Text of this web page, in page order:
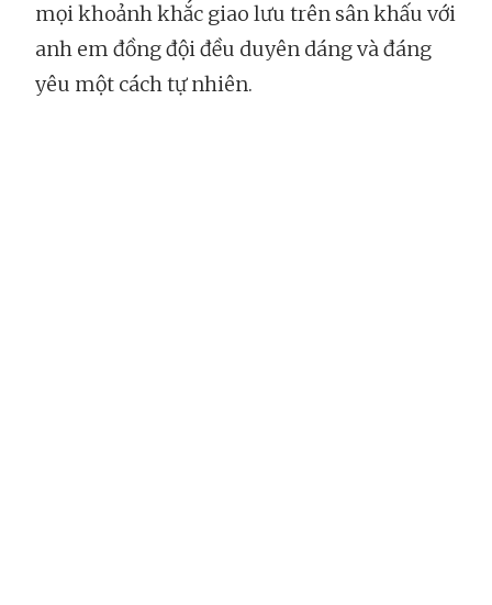
mọi khoảnh khắc giao lưu trên sân khấu với
anh em đồng đội đều duyên dáng và đáng
yêu một cách tự nhiên.